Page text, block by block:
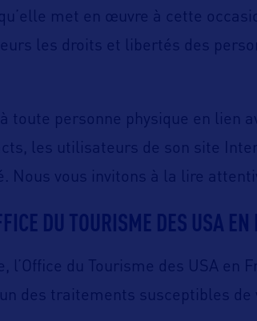
met en œuvre à cette
les droits et libertés des
toute personne physique en lien
les utilisateurs de son site
Nous vous invitons à la lire
DU TOURISME DES USA
l’Office du Tourisme des USA en
des traitements susceptibles de